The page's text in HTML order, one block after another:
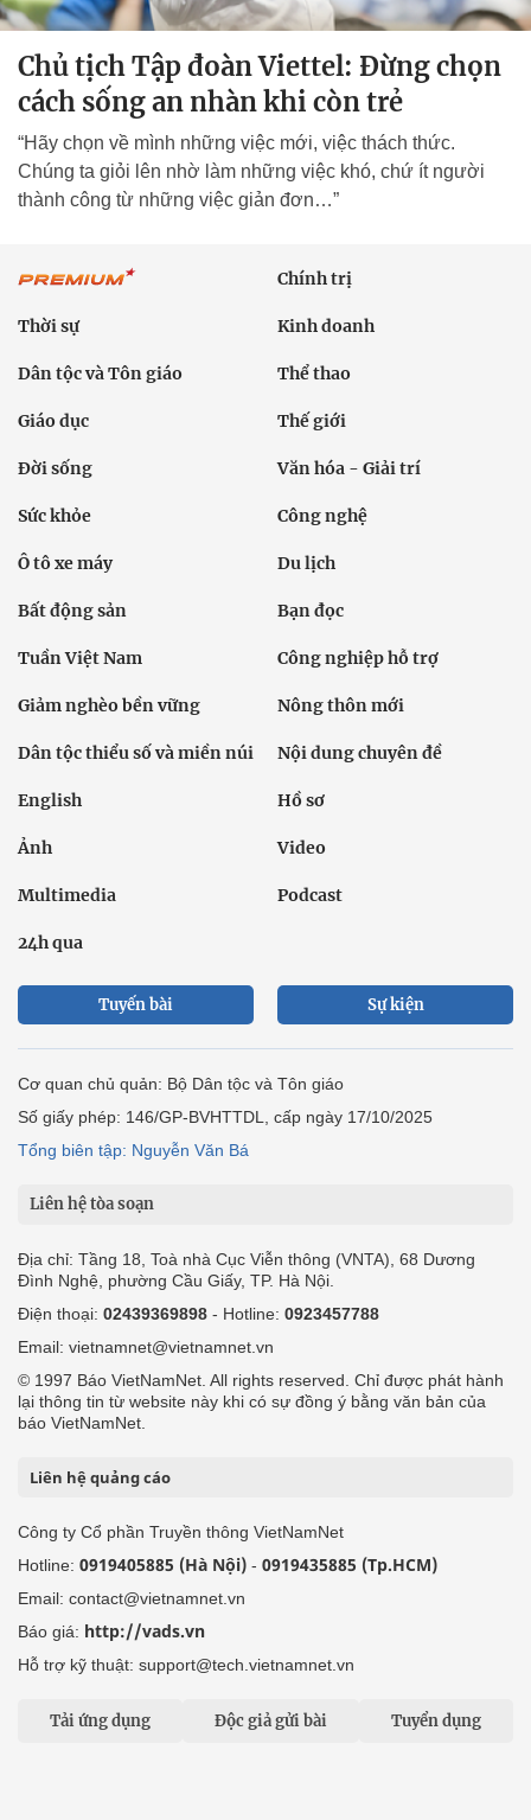
Chủ tịch Tập đoàn Viettel: Đừng chọn
cách sống an nhàn khi còn trẻ
“Hãy chọn về mình những việc mới, việc thách thức.
Chúng ta giỏi lên nhờ làm những việc khó, chứ ít người
thành công từ những việc giản đơn…”
Chính trị
Thời sự Kinh doanh
Dân tộc và Tôn giáo Thể thao
Giáo dục Thế giới
Đời sống Văn hóa - Giải trí
Sức khỏe Công nghệ
Ô tô xe máy Du lịch
Bất động sản Bạn đọc
Tuần Việt Nam Công nghiệp hỗ trợ
Giảm nghèo bền vững Nông thôn mới
Dân tộc thiểu số và miền núi Nội dung chuyên đề
English Hồ sơ
Ảnh Video
Multimedia Podcast
24h qua
Tuyến bài Sự kiện
Cơ quan chủ quản: Bộ Dân tộc và Tôn giáo
Số giấy phép: 146/GP-BVHTTDL, cấp ngày 17/10/2025
Tổng biên tập: Nguyễn Văn Bá
Liên hệ tòa soạn
Địa chỉ: Tầng 18, Toà nhà Cục Viễn thông (VNTA), 68 Dương
Đình Nghệ, phường Cầu Giấy, TP. Hà Nội.
Điện thoại: 02439369898 - Hotline: 0923457788
Email: vietnamnet@vietnamnet.vn
© 1997 Báo VietNamNet. All rights reserved. Chỉ được phát hành
lại thông tin từ website này khi có sự đồng ý bằng văn bản của
báo VietNamNet.
Liên hệ quảng cáo
Công ty Cổ phần Truyền thông VietNamNet
Hotline: 0919405885 (Hà Nội) - 0919435885 (Tp.HCM)
Email: contact@vietnamnet.vn
Báo giá: http://vads.vn
Hỗ trợ kỹ thuật: support@tech.vietnamnet.vn
Tải ứng dụng Độc giả gửi bài Tuyển dụng